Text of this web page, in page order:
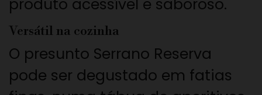
produto acessível e saboroso.
Versátil na cozinha
O presunto Serrano Reserva
pode ser degustado em fatias